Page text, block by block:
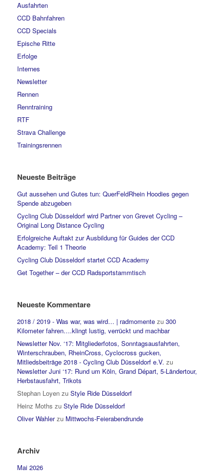
Ausfahrten
CCD Bahnfahren
CCD Specials
Epische Ritte
Erfolge
Internes
Newsletter
Rennen
Renntraining
RTF
Strava Challenge
Trainingsrennen
Neueste Beiträge
Gut aussehen und Gutes tun: QuerFeldRhein Hoodies gegen
Spende abzugeben
Cycling Club Düsseldorf wird Partner von Grevet Cycling –
Original Long Distance Cycling
Erfolgreiche Auftakt zur Ausbildung für Guides der CCD
Academy: Teil 1 Theorie
Cycling Club Düsseldorf startet CCD Academy
Get Together – der CCD Radsportstammtisch
Neueste Kommentare
2018 / 2019 - Was war, was wird… | radmomente zu 300
Kilometer fahren….klingt lustig, verrückt und machbar
Newsletter Nov. ‘17: Mitgliederfotos, Sonntagsausfahrten,
Winterschrauben, RheinCross, Cyclocross gucken,
Mitliedsbeiträge 2018 - Cycling Club Düsseldorf e.V. zu
Newsletter Juni ‘17: Rund um Köln, Grand Départ, 5-Ländertour,
Herbstausfahrt, Trikots
Stephan Loyen zu Style Ride Düsseldorf
Heinz Moths zu Style Ride Düsseldorf
Oliver Wahlerzu Mittwochs-Feierabendrunde
Archiv
Mai 2026